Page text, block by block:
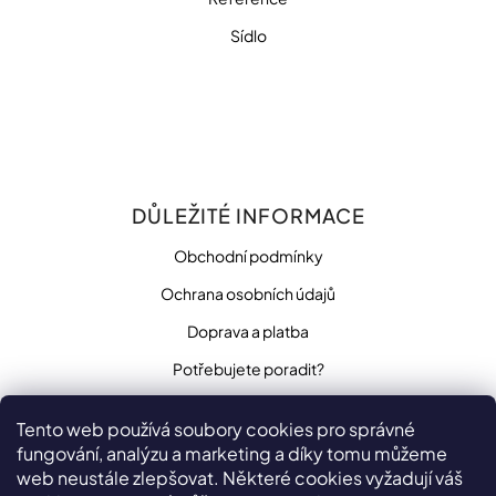
Tento web používá soubory cookies pro správné
fungování, analýzu a marketing a díky tomu můžeme
web neustále zlepšovat. Některé cookies vyžadují váš
Sídlo
DŮLEŽITÉ INFORMACE
Obchodní podmínky
Ochrana osobních údajů
Doprava a platba
Potřebujete poradit?
SLEDUJTE NÁS